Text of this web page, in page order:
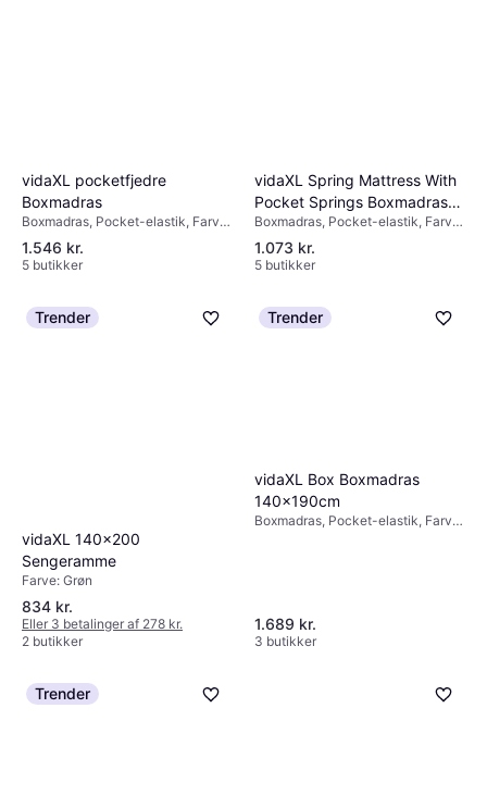
vidaXL pocketfjedre
Boxmadras
Boxmadras, Pocket-elastik, Farve:
Sort, Fyldning: Skum, Materiale:
Fløjl, Polyester, Madrastykkelse:
20cm, Hårdhed: Medium
1.546 kr.
5 butikker
vidaXL Spring Mattress With
Pocket Springs Boxmadras
90 x 190cm
Boxmadras, Pocket-elastik, Farve:
Grå, Fyldning: Skum, Materiale:
Polyester, Fløjl, Hårdhed: Medium
1.073 kr.
5 butikker
Trender
vidaXL 140x200
Sengeramme
Farve: Grøn
834 kr.
Eller 3 betalinger af 278 kr.
2 butikker
Trender
vidaXL Box Boxmadras
140x190cm
Boxmadras, Pocket-elastik, Farve:
1.689 kr.
3 butikker
Trender